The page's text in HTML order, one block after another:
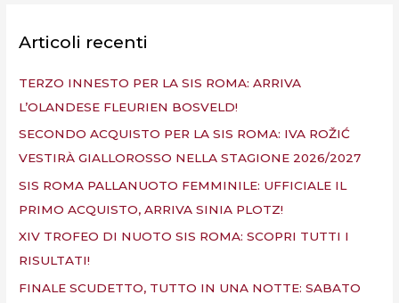
a
Articoli recenti
TERZO INNESTO PER LA SIS ROMA: ARRIVA
L’OLANDESE FLEURIEN BOSVELD!
SECONDO ACQUISTO PER LA SIS ROMA: IVA ROŽIĆ
VESTIRÀ GIALLOROSSO NELLA STAGIONE 2026/2027
SIS ROMA PALLANUOTO FEMMINILE: UFFICIALE IL
PRIMO ACQUISTO, ARRIVA SINIA PLOTZ!
XIV TROFEO DI NUOTO SIS ROMA: SCOPRI TUTTI I
RISULTATI!
FINALE SCUDETTO, TUTTO IN UNA NOTTE: SABATO